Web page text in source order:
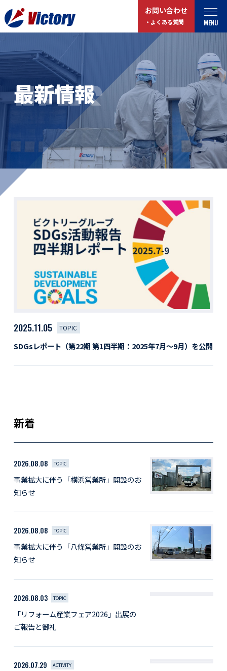
MENU
お問い合わせ
・よくある質問
トップ
事業紹介
総合解体 / 解体事業
産業廃棄物収集/ 運搬
企業概要
私たちについて
活動レポート
最新情報
お役立ちコラム
プライバシーポリシー
お問い合わせ
よくある質問
採用情報
社員紹介
社員インタビュー
育休取得者インタビュー
採用エントリー
Social link
最新情報
NEWS
2025.11.05 TOPIC
SDGsレポート（第22期 第1四半期：2025年7月〜9月）を公開
新着
2026.08.08 TOPIC
事業拡大に伴う「横浜営業所」開設のお
知らせ
2026.08.08 TOPIC
事業拡大に伴う「八條営業所」開設のお
知らせ
2026.08.03 TOPIC
「リフォーム産業フェア2026」出展の
ご報告と御礼
2026.07.29 ACTIVITY